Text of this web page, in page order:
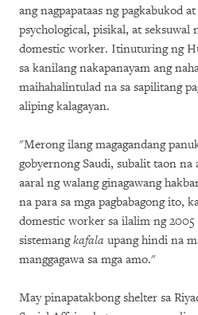
ang nagpapataas ng pagkabukod
psychological, pisikal, at seksuwal
domestic worker. Itinuturing ng
sa kanilang nakapanayam ang
maihahalintulad na sa sapilitang
aliping kalagayan.
"Merong ilang magagandang
gobyernong Saudi, subalit taon na
aaral ng walang ginagawang
na para sa mga pagbabagong ito,
domestic worker sa ilalim ng
sistemangkafala upang hindi na
manggagawa sa mga amo."
May pinapatakbong shelter sa